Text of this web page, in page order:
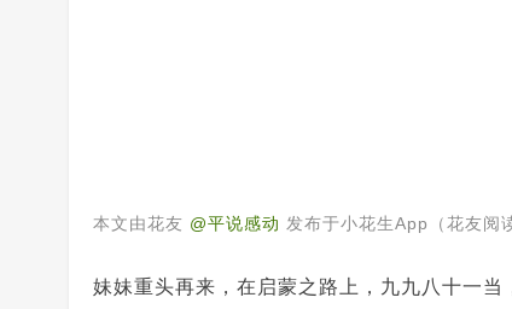
本文由花友 @平说感动 发布于小花生App（花友阅
妹妹重头再来，在启蒙之路上，九九八十一